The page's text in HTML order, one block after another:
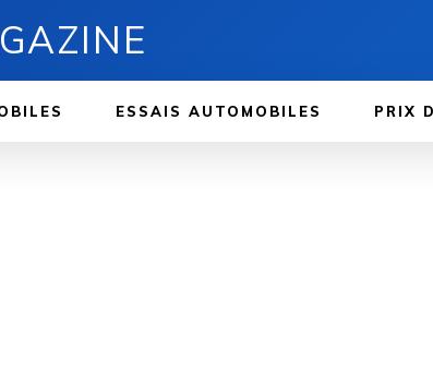
ESSAIS AUTOMOBILES PRIX